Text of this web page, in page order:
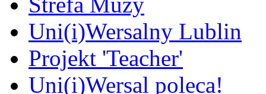
Uni(i)Wersalny Lublin
Projekt 'Teacher'
Uni(i)Wersal poleca!